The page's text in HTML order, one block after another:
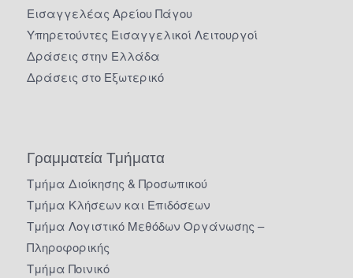
Εισαγγελέας Αρείου Πάγου
Υπηρετούντες Εισαγγελικοί Λειτουργοί
Δράσεις στην Ελλάδα
Δράσεις στο Εξωτερικό
Γραμματεία Τμήματα
Τμήμα Διοίκησης & Προσωπικού
Τμήμα Κλήσεων και Επιδόσεων
Τμήμα Λογιστικό Μεθόδων Οργάνωσης –
Πληροφορικής
Τμήμα Ποινικό